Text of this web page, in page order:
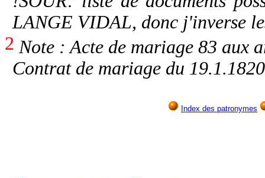
LANGE VIDAL, donc j'inverse
2 Note : Acte de mariage 83 aux
Contrat de mariage du
Index des patronymes